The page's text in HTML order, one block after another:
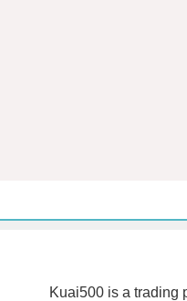
Kuai500 is a trading